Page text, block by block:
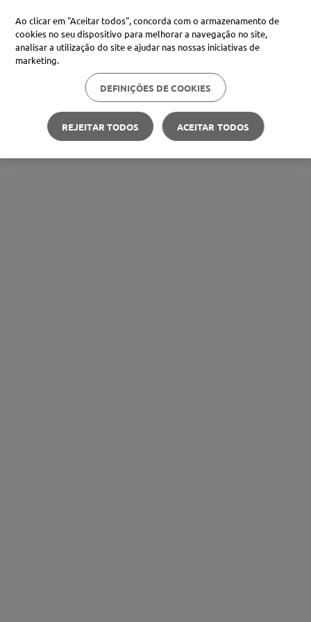
Ao clicar em "Aceitar todos", concorda com o armazenamento de
cookies no seu dispositivo para melhorar a navegação no site,
analisar a utilização do site e ajudar nas nossas iniciativas de
marketing.
DEFINIÇÕES DE COOKIES
REJEITAR TODOS ACEITAR TODOS